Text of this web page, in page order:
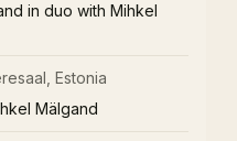
in duo with Mihkel
Estonia
Mälgand